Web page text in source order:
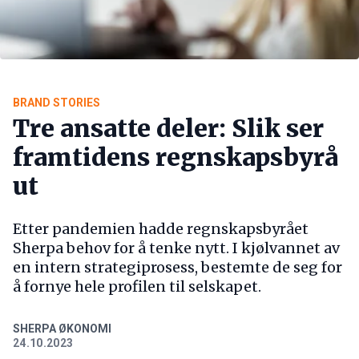
BRAND STORIES
Tre ansatte deler: Slik ser
framtidens regnskapsbyrå
ut
Etter pandemien hadde regnskapsbyrået
Sherpa behov for å tenke nytt. I kjølvannet av
en intern strategiprosess, bestemte de seg for
å fornye hele profilen til selskapet.
SHERPA ØKONOMI
24.10.2023